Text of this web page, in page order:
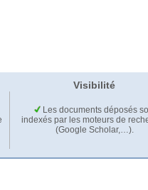
Visibilité
Les documents déposés
indexés par les moteurs de
(Google Scholar,…).